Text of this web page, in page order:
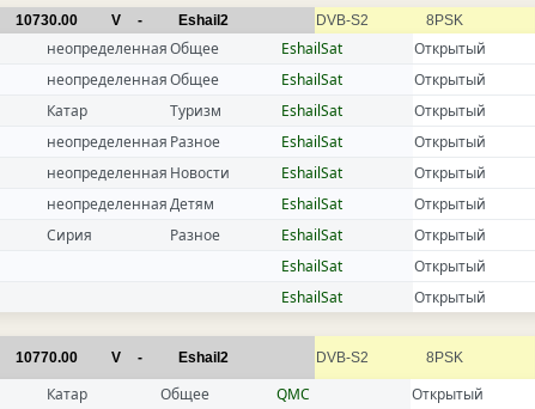
10730.00 V - Eshail2 DVB-S2 8PSK
неопределеннаяОбщее EshailSat Открытый
неопределеннаяОбщее EshailSat Открытый
Катар Туризм EshailSat Открытый
неопределенная Разное EshailSat Открытый
неопределенная Новости EshailSat Открытый
неопределеннаяДетям EshailSat Открытый
Сирия Разное EshailSat Открытый
EshailSat Открытый
EshailSat Открытый
10770.00 V - Eshail2 DVB-S2 8PSK
Катар Общее QMC Открытый